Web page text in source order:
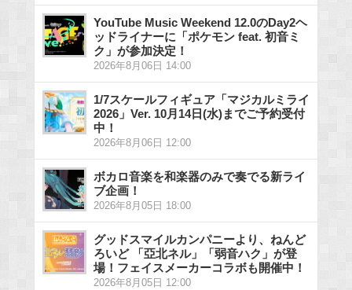
YouTube Music Weekend 12.0のDay2ヘ
ッドライナーに「ポケモン feat. 初音ミ
ク」が参加決定！
2026年8月06日 14:00
1/7スケールフィギュア「マジカルミライ
2026」Ver. 10月14日(水)までご予約受付
中！
2026年8月06日 12:00
ボカロ音楽を和楽器のみで奏でる新ライ
ブ企画！
2026年8月05日 18:00
グッドスマイルカンパニーより、ねんど
ろいど 「亞北ネル」「弱音ハク」が登
場！フェイスメーカーコラボも開催中！
2026年8月05日 12:00